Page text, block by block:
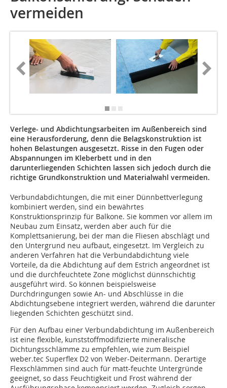
vermeiden
Verlege- und Abdichtungsarbeiten im Außenbereich sind
eine Herausforderung, denn die Belagskonstruktion ist
hohen Belastungen ausgesetzt. Risse in den Fugen oder
Abspannungen im Kleberbett und in den
darunterliegenden Schichten lassen sich jedoch durch die
richtige Grundkonstruktion und Materialwahl vermeiden.
Verbundabdichtungen, die mit einer Dünnbettverlegung
kombiniert werden, sind ein bewährtes
Konstruktionsprinzip für Balkone. Sie kommen vor allem im
Neubau zum Einsatz, werden aber auch für die
Komplettsanierung, bei der man die Fliesen abschlägt und
den Untergrund neu aufbaut, eingesetzt. Im Vergleich zu
anderen Verfahren hat die Verbundabdichtung viele
Vorteile, da die Abdichtung auf dem Estrich angeordnet ist
und die durchfeuchtete Zone möglichst dünnschichtig
ausgeführt wird. So können beispielsweise
Durchdringungen sowie An- und Abschlüsse in die
Abdichtungsebene integriert werden, während die darunter
liegenden Schichten geschützt sind.
Für den Aufbau einer Verbundabdichtung im Außenbereich
ist eine flexible, kunststoffmodifizierte mineralische
Dichtungsschlämme zu empfehlen, wie zum Beispiel
weber.tec Superflex D2 von Weber-Deitermann. Derartige
Flexschlämmen sind auch für matt-feuchte Untergründe
geeignet, so dass Feuchtigkeit und Frost während der